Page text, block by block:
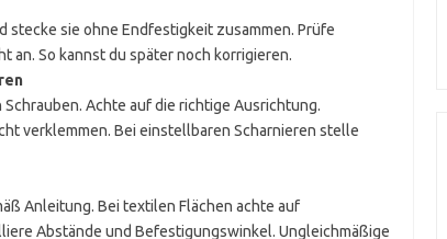
stecke sie ohne Endfestigkeit zusammen. Prüfe
an. So kannst du später noch korrigieren.
Achte auf die richtige Ausrichtung.
verklemmen. Bei einstellbaren Scharnieren stelle
Anleitung. Bei textilen Flächen achte auf
Abstände und Befestigungswinkel. Ungleichmäßige